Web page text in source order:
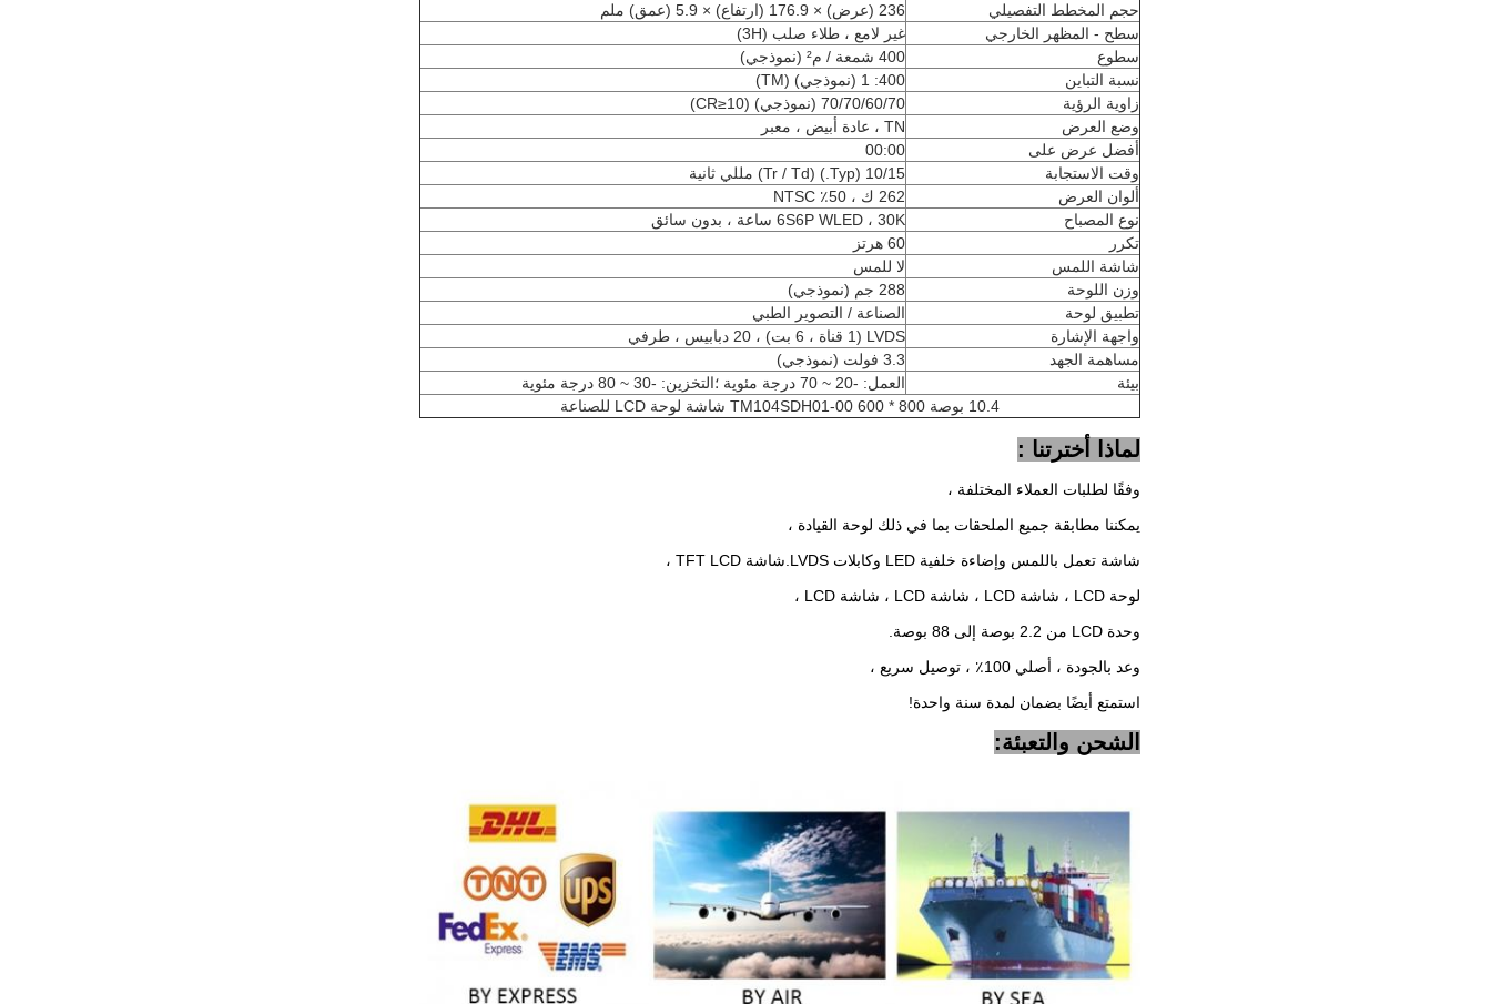
حجم المخطط التفصيلي
236 (عرض) × 176.9 (ارتفاع) × 5.9 (عمق) ملم
سطح - المظهر الخارجي
غير لامع ، طلاء صلب (3H)
سطوع
400 شمعة / م² (نموذجي)
نسبة التباين
400: 1 (نموذجي) (TM)
زاوية الرؤية
70/70/60/70 (نموذجي) (CR≥10)
وضع العرض
TN ، عادة أبيض ، معبر
أفضل عرض على
00:00
وقت الاستجابة
10/15 (Typ.) (Tr / Td) مللي ثانية
ألوان العرض
262 ك ، 50٪ NTSC
نوع المصباح
6S6P WLED ، 30K ساعة ، بدون سائق
تكرر
60 هرتز
شاشة اللمس
لا للمس
وزن اللوحة
288 جم (نموذجي)
تطبيق لوحة
الصناعة / التصوير الطبي
واجهة الإشارة
LVDS (1 قناة ، 6 بت) ، 20 دبابيس ، طرفي
مساهمة الجهد
3.3 فولت (نموذجي)
بيئة
العمل: -20 ~ 70 درجة مئوية ؛التخزين: -30 ~ 80 درجة مئوية
10.4 بوصة 800 * 600 TM104SDH01-00 شاشة لوحة LCD للصناعة
لماذا أخترتنا :
وفقًا لطلبات العملاء المختلفة ،
يمكننا مطابقة جميع الملحقات بما في ذلك لوحة القيادة ،
شاشة تعمل باللمس وإضاءة خلفية LED وكابلات LVDS.شاشة TFT LCD ،
لوحة LCD ، شاشة LCD ، شاشة LCD ، شاشة LCD ،
وحدة LCD من 2.2 بوصة إلى 88 بوصة.
وعد بالجودة ، أصلي 100٪ ، توصيل سريع ،
استمتع أيضًا بضمان لمدة سنة واحدة!
الشحن والتعبئة: